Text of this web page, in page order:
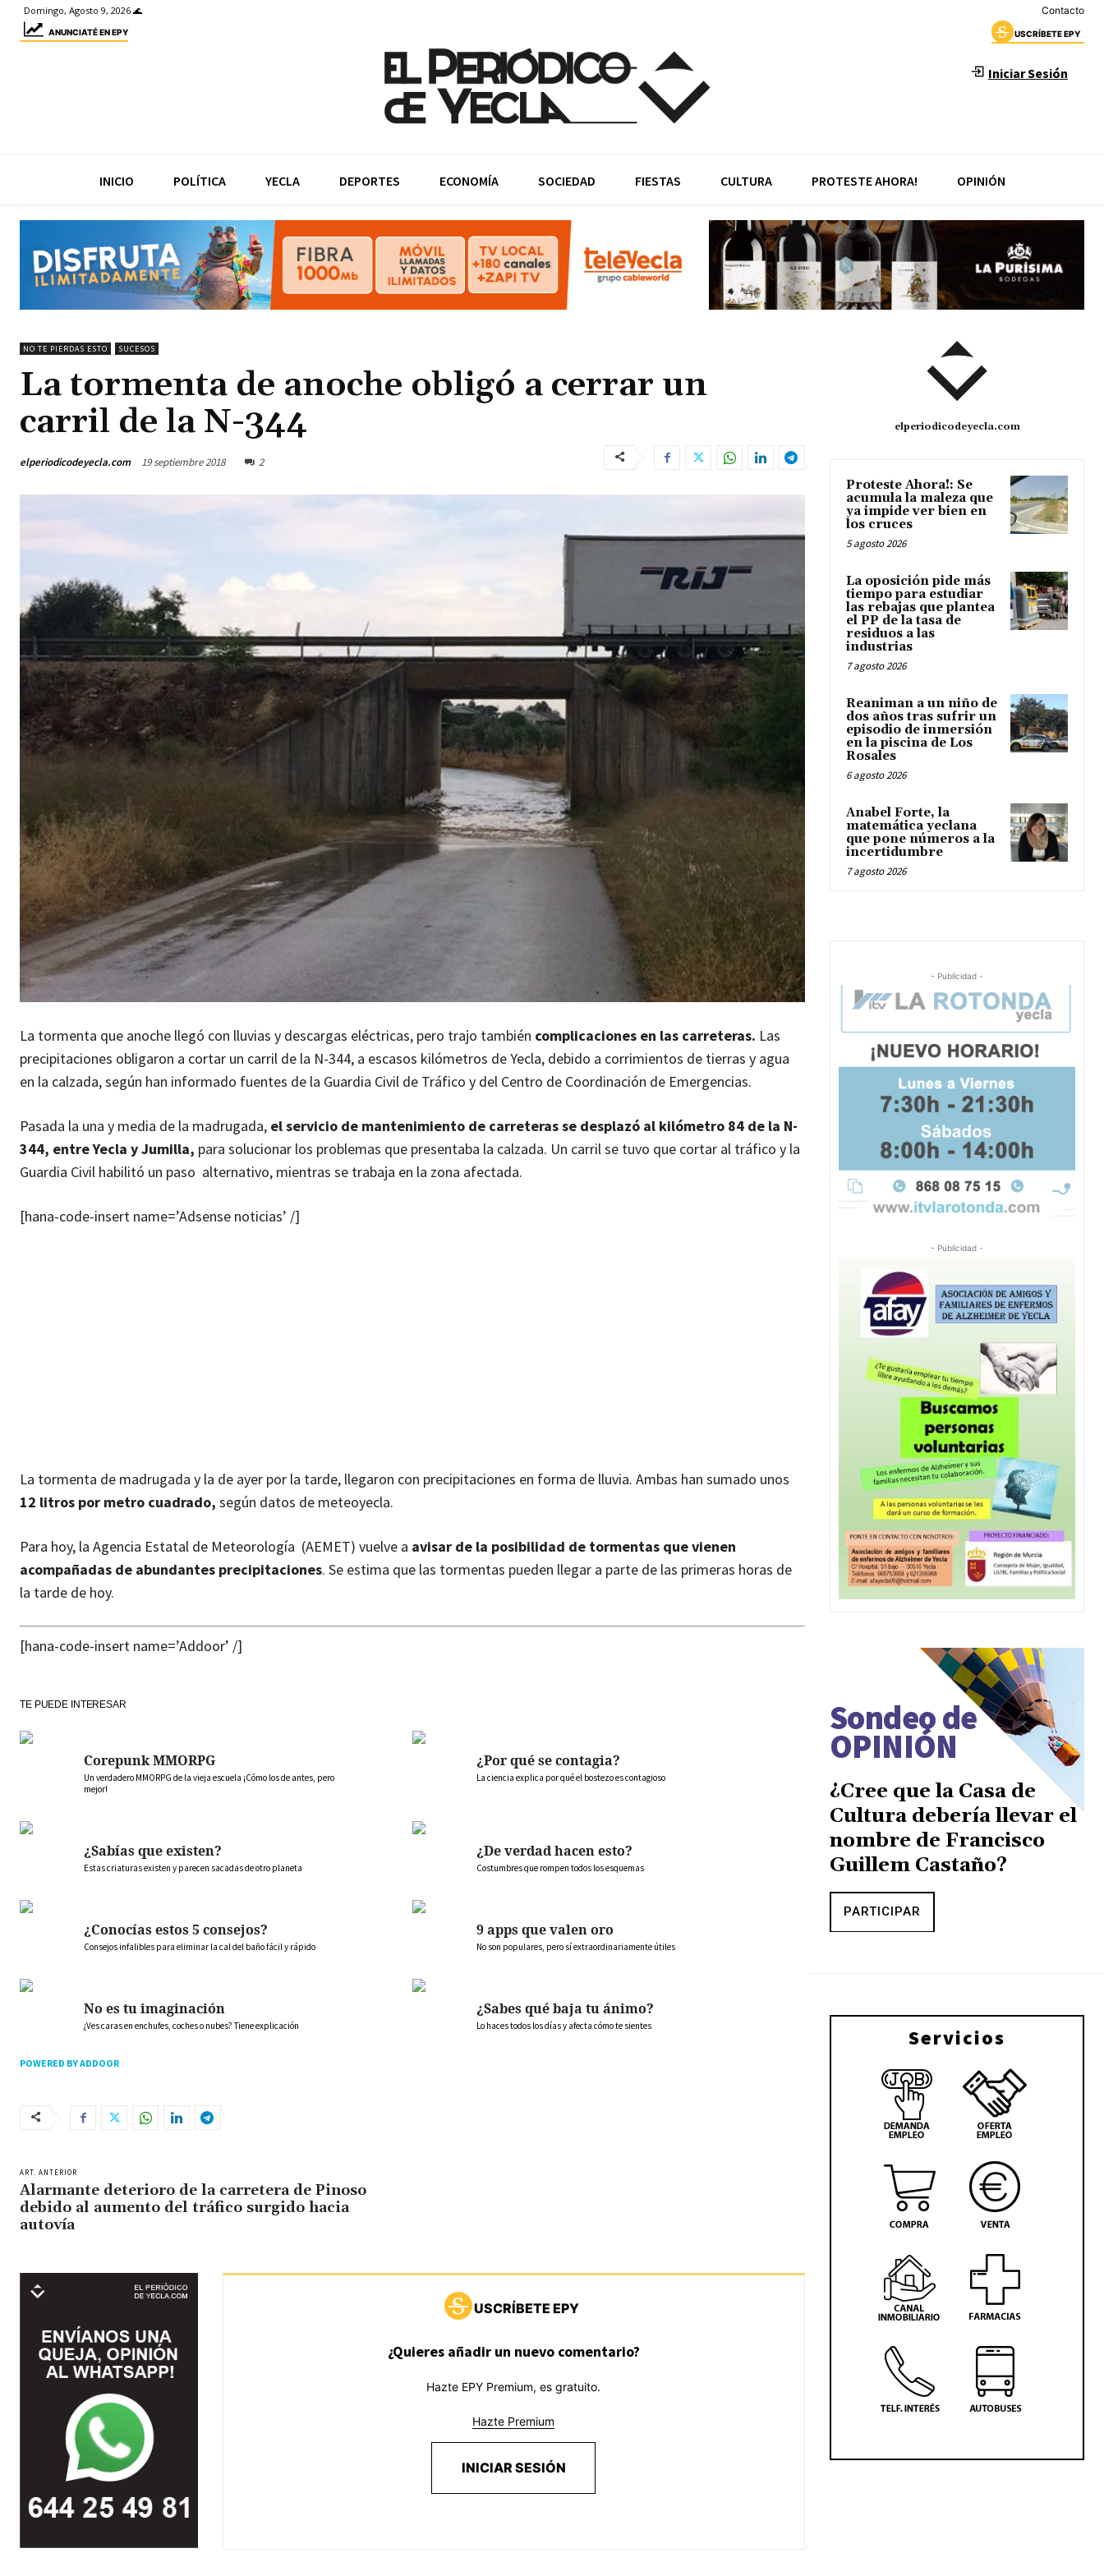
Domingo, Agosto 9, 2026 🌊 Contacto
ANUNCIATÉ EN EPY USCRÍBETE EPY
Iniciar Sesión
INICIO POLÍTICA YECLA DEPORTES ECONOMÍA SOCIEDAD FIESTAS CULTURA PROTESTE AHORA! OPINIÓN
NO TE PIERDAS ESTO SUCESOS
La tormenta de anoche obligó a cerrar un
carril de la N-344
elperiodicodeyecla.com 19 septiembre 2018 2
La tormenta que anoche llegó con lluvias y descargas eléctricas, pero trajo también complicaciones en las carreteras. Las
precipitaciones obligaron a cortar un carril de la N-344, a escasos kilómetros de Yecla, debido a corrimientos de tierras y agua
en la calzada, según han informado fuentes de la Guardia Civil de Tráfico y del Centro de Coordinación de Emergencias.
Pasada la una y media de la madrugada, el servicio de mantenimiento de carreteras se desplazó al kilómetro 84 de la N-
344, entre Yecla y Jumilla, para solucionar los problemas que presentaba la calzada. Un carril se tuvo que cortar al tráfico y la
Guardia Civil habilitó un paso alternativo, mientras se trabaja en la zona afectada.
[hana-code-insert name=’Adsense noticias’ /]
La tormenta de madrugada y la de ayer por la tarde, llegaron con precipitaciones en forma de lluvia. Ambas han sumado unos
12 litros por metro cuadrado, según datos de meteoyecla.
Para hoy, la Agencia Estatal de Meteorología (AEMET) vuelve a avisar de la posibilidad de tormentas que vienen
acompañadas de abundantes precipitaciones. Se estima que las tormentas pueden llegar a parte de las primeras horas de
la tarde de hoy.
[hana-code-insert name=’Addoor’ /]
TE PUEDE INTERESAR
Corepunk MMORPG
Un verdadero MMORPG de la vieja escuela ¡Cómo los de antes, pero
mejor!
¿Por qué se contagia?
La ciencia explica por qué el bostezo es contagioso
¿Sabías que existen?
Estas criaturas existen y parecen sacadas de otro planeta
¿De verdad hacen esto?
Costumbres que rompen todos los esquemas
¿Conocías estos 5 consejos?
Consejos infalibles para eliminar la cal del baño fácil y rápido
9 apps que valen oro
No son populares, pero sí extraordinariamente útiles
No es tu imaginación
¿Ves caras en enchufes, coches o nubes? Tiene explicación
¿Sabes qué baja tu ánimo?
Lo haces todos los días y afecta cómo te sientes
POWERED BY ADDOOR
ART. ANTERIOR
Alarmante deterioro de la carretera de Pinoso
debido al aumento del tráfico surgido hacia
autovía
USCRÍBETE EPY
¿Quieres añadir un nuevo comentario?
Hazte EPY Premium, es gratuito.
Hazte Premium
INICIAR SESIÓN
elperiodicodeyecla.com
Proteste Ahora!: Se
acumula la maleza que
ya impide ver bien en
los cruces
5 agosto 2026
La oposición pide más
tiempo para estudiar
las rebajas que plantea
el PP de la tasa de
residuos a las
industrias
7 agosto 2026
Reaniman a un niño de
dos años tras sufrir un
episodio de inmersión
en la piscina de Los
Rosales
6 agosto 2026
Anabel Forte, la
matemática yeclana
que pone números a la
incertidumbre
7 agosto 2026
- Publicidad -
- Publicidad -
Sondeo de
OPINIÓN
¿Cree que la Casa de
Cultura debería llevar el
nombre de Francisco
Guillem Castaño?
PARTICIPAR
Servicios